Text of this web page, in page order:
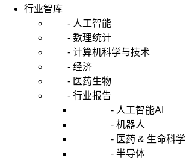
行业智库
- 人工智能
- 数理统计
- 计算机科学与技术
- 经济
- 医药生物
- 行业报告
- 人工智能AI
- 机器人
- 医药 & 生命科学
- 半导体